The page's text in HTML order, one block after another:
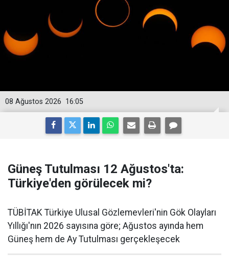
16:05
08 Ağustos 2026
Güneş Tutulması 12 Ağustos'ta:
Türkiye'den görülecek mi?
TÜBİTAK Türkiye Ulusal Gözlemevleri'nin Gök Olayları
Yıllığı'nın 2026 sayısına göre; Ağustos ayında hem
Güneş hem de Ay Tutulması gerçekleşecek